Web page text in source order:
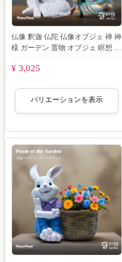
仏像 釈迦 仏陀 仏像オブジェ 禅 神
様 ガーデン 置物 オブジェ 瞑想 装
¥ 3,025
バリエーションを表示